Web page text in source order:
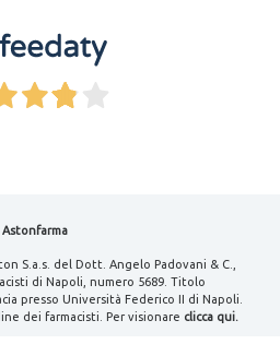
Astonfarma
S.a.s. del Dott. Angelo Padovani & C.,
di Napoli, numero 5689. Titolo
presso Università Federico II di Napoli.
dei farmacisti. Per visionare clicca qui.